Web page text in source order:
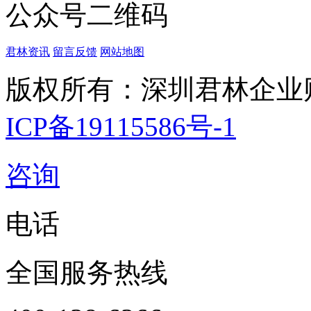
公众号二维码
君林资讯 留言反馈 网站地图
版权所有：深圳君林企
ICP备19115586号-1
咨询
电话
全国服务热线